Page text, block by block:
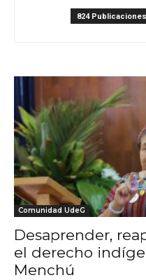
824 Publicaciones
Comunidad UdeG
Desaprender,
el derecho
Menchú